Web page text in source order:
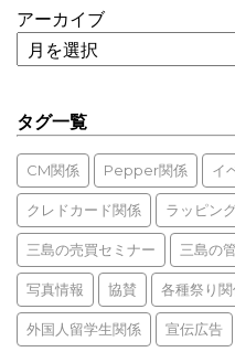
アーカイブ
タグ一覧
CM関係 Pepper関係 イ
クレドカード関係 ラッピン
三島の売買セミナー 三島の
写真情報 協賛 各種祭り関
外国人留学生関係 宣伝広告